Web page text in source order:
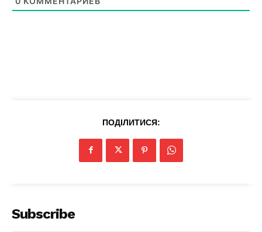
Magazine PRO
SUBSCRIBE NOW
ПОДІЛИТИСЯ:
Subscribe